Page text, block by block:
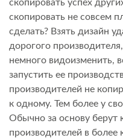
скопировать успех
скопировать не совсем
сделать? Взять дизайн
дорогого
немного видоизменить,
запустить ее
производителей не
к одному. Тем более у
Обычно за основу берут
производителей в